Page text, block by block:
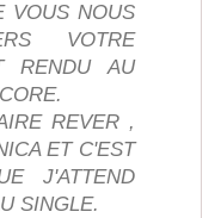
VOUS NOUS
VOTRE
RENDU AU
REVER ,
ET C'EST
J'ATTEND
SINGLE.